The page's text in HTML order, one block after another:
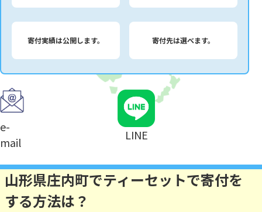
寄付実績は公開します。 寄付先は選べます。
e-
mail
LINE
山形県庄内町でティーセットで寄付を
する方法は？